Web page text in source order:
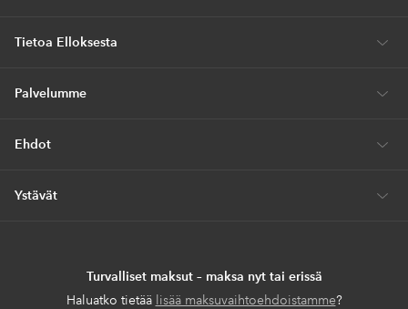
Tietoa Elloksesta
Palvelumme
Ehdot
Ystävät
Turvalliset maksut – maksa nyt tai erissä
Haluatko tietää lisää maksuvaihtoehdoistamme?